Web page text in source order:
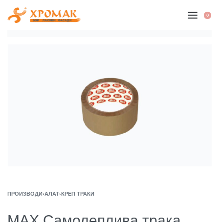
0
ПРОИЗВОДИ›АЛАТ›КРЕП ТРАКИ